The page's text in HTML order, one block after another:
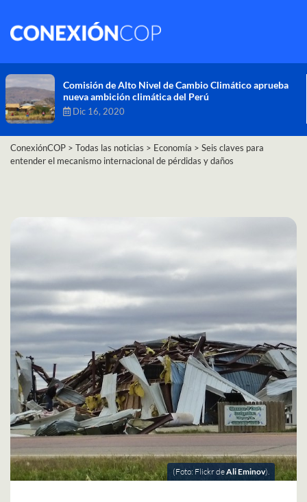
Comisión de Alto Nivel de Cambio Climático aprueba
nueva ambición climática del Perú
Dic 16, 2020
ConexiónCOP > Todas las noticias > Economía > Seis claves para
entender el mecanismo internacional de pérdidas y daños
(Foto: Flickr deAli Eminov).